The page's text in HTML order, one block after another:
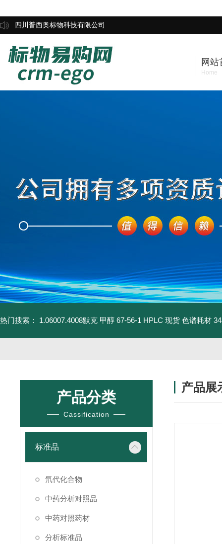
四川普西奥标物科技有限公司
网站
Home
热门搜索： 1.06007.4008默克 甲醇 67-56-1 HPLC 现货 色谱耗材
产品分类
Cassification
标准品
氘代化合物
中药分析对照品
中药对照药材
分析标准品
产品展